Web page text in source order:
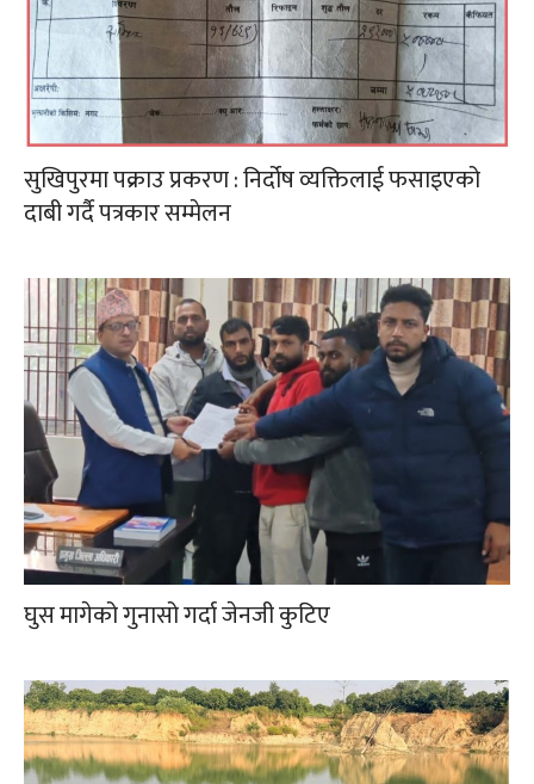
सुखिपुरमा पक्राउ प्रकरण : निर्दोष व्यक्तिलाई फसाइएको
दाबी गर्दै पत्रकार सम्मेलन
घुस मागेको गुनासो गर्दा जेनजी कुटिए